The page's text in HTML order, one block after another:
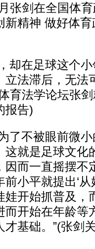
张剑在全国体
新精神 做好体
在足球这个小
立法滞后，无法
育法学论坛张
报告)
不被眼前微小
这就是足球文化
因而一直摇摆不
小平就提出‘从
娃开始抓普及，
而开始在年龄等
基础。”(张剑